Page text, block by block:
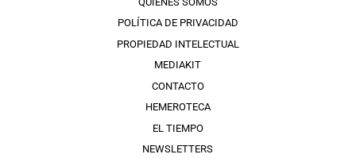
POLÍTICA DE PRIVACIDAD
PROPIEDAD INTELECTUAL
MEDIAKIT
CONTACTO
HEMEROTECA
EL TIEMPO
NEWSLETTERS